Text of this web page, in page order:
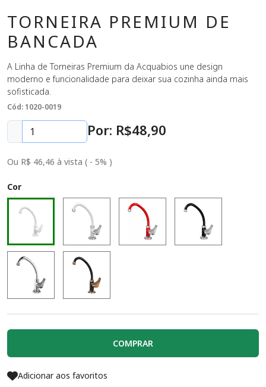
TORNEIRA PREMIUM DE
BANCADA
A Linha de Torneiras Premium da Acquabios une design
moderno e funcionalidade para deixar sua cozinha ainda mais
sofisticada.
Cód: 1020-0019
Por: R$48,90
Ou R$ 46,46 à vista ( - 5% )
Cor
COMPRAR
Adicionar aos favoritos